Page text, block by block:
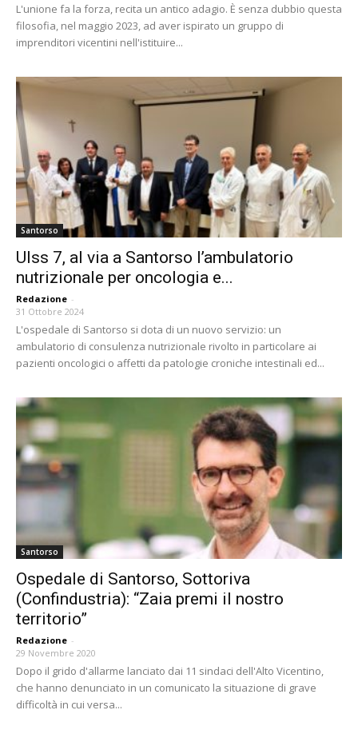
L'unione fa la forza, recita un antico adagio. È senza dubbio questa
filosofia, nel maggio 2023, ad aver ispirato un gruppo di
imprenditori vicentini nell'istituire...
Santorso
Ulss 7, al via a Santorso l’ambulatorio
nutrizionale per oncologia e...
Redazione -
31 Ottobre 2024
L'ospedale di Santorso si dota di un nuovo servizio: un
ambulatorio di consulenza nutrizionale rivolto in particolare ai
pazienti oncologici o affetti da patologie croniche intestinali ed...
Santorso
Ospedale di Santorso, Sottoriva
(Confindustria): “Zaia premi il nostro
territorio”
Redazione -
29 Novembre 2020
Dopo il grido d'allarme lanciato dai 11 sindaci dell'Alto Vicentino,
che hanno denunciato in un comunicato la situazione di grave
difficoltà in cui versa...